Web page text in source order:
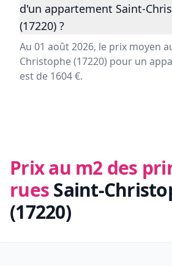
d'un appartement Saint-
(17220) ?
Au 01 août 2026, le prix moyen
Christophe (17220) pour un
est de 1604 €.
Prix au m2 des
ruesSaint-
(17220)